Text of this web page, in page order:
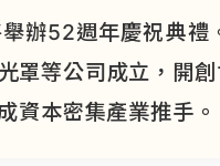
辦52週年慶祝典禮
罩等公司成立，開
資本密集產業推手。